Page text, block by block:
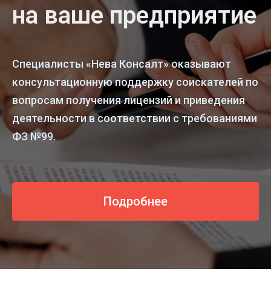
на ваше предприятие
Специалисты «Нева Консалт» оказывают
консультационную поддержку соискателей по
вопросам получения лицензий и приведения
деятельности в соответствии с требованиями
ФЗ №99.
Подробнее